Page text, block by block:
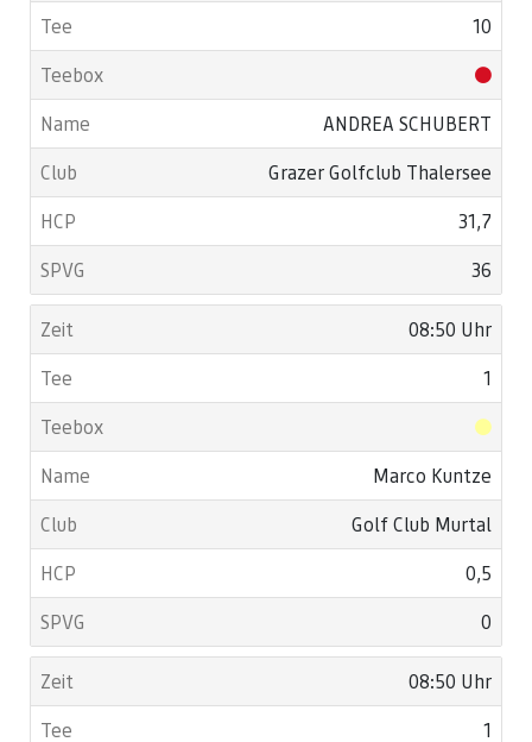
10
ANDREA SCHUBERT
Grazer Golfclub Thalersee
31,7
36
08:50 Uhr
1
Marco Kuntze
Golf Club Murtal
0,5
0
08:50 Uhr
1